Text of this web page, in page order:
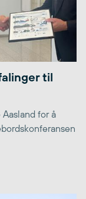
til
for å